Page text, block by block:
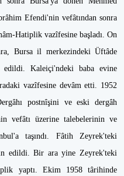
Efendi'nin vefâtından sonra
Hatiplik vazîfesine başladı. On
Bursa il merkezindeki Üftâde
Kaleiçi'ndeki baba evine
vazîfesine devâm etti. 1952
postnîşini ve eski dergâh
vefâtı üzerine talebelerinin ve
taşındı. Fâtih Zeyrek'teki
edildi. Bir ara yine Zeyrek'teki
yaptı. Ekim 1958 târihinde